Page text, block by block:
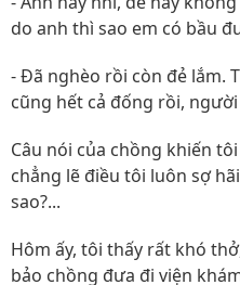
do anh thì sao em có bầu
- Đã nghèo rồi còn đẻ lắm.
cũng hết cả đống rồi,
Câu nói của chồng khiến
chẳng lẽ điều tôi luôn sợ
sao?...
Hôm ấy, tôi thấy rất khó
bảo chồng đưa đi viện